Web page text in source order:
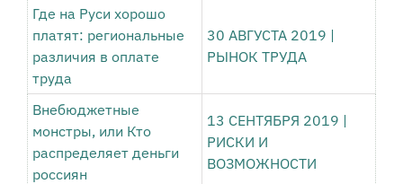
Где на Руси хорошо
платят: региональные
различия в оплате
труда
30 АВГУСТА 2019 |
РЫНОК ТРУДА
Внебюджетные
монстры, или Кто
распределяет деньги
россиян
13 СЕНТЯБРЯ 2019 |
РИСКИ И
ВОЗМОЖНОСТИ